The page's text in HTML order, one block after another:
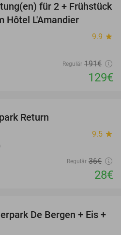
32%
für 2 + Frühstück
Hôtel L'Amandier
9.9 star
Regulär 191€
129€
Return
9.5 star
Regulär 36€
28€
48%
De Bergen + Eis +